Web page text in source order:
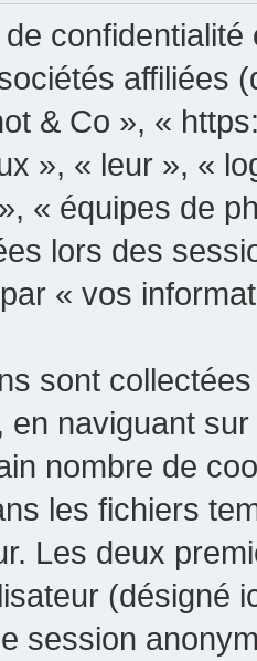
affiliées
& Co », «
», « leur », «
« équipes de
lors des
« vos
sont
en naviguant
nombre de
les fichiers
Les deux
(désigné
session